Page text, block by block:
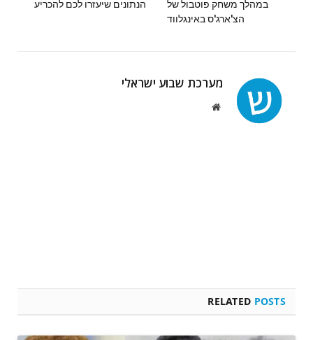
במהלך משחק פוטבול של
הצ'ארג'ס באינגלווד
הנתונים שיעזרו לכם להכריע
מערכת שבוע ישראלי
Website
RELATED POSTS